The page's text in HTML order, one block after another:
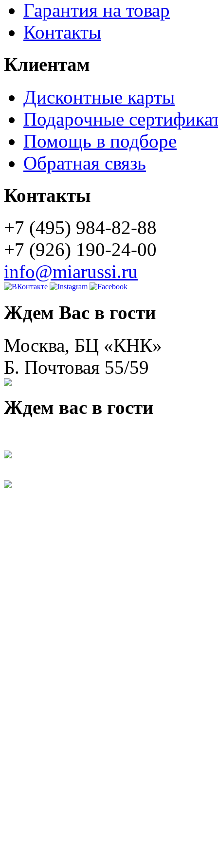
Гарантия на товар
Контакты
Клиентам
Дисконтные карты
Подарочные
Помощь в подборе
Обратная связь
Контакты
+7 (495) 984-82-88
+7 (926) 190-24-00
info@miarussi.ru
Ждем Вас в гости
Москва, БЦ «КНК»
Б. Почтовая 55/59
Ждем вас в гости